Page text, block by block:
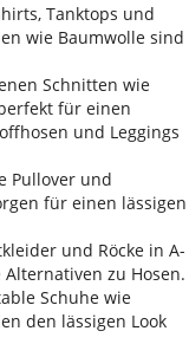
Tanktops und
wie Baumwolle sind
Schnitten wie
für einen
und Leggings
Pullover und
für einen lässigen
und Röcke in A-
zu Hosen.
Schuhe wie
den lässigen Look